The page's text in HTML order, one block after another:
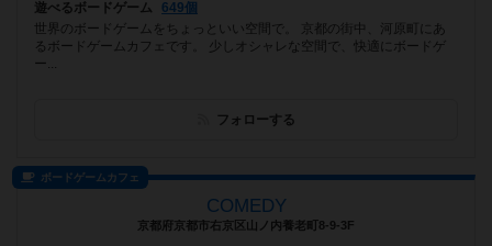
遊べるボードゲーム
649個
世界のボードゲームをちょっといい空間で。 京都の街中、河原町にあ
るボードゲームカフェです。 少しオシャレな空間で、快適にボードゲ
ー...
フォローする
ボードゲームカフェ
COMEDY
京都府京都市右京区山ノ内養老町8-9-3F